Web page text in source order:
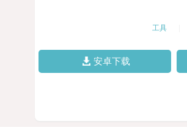
工具
安卓下载